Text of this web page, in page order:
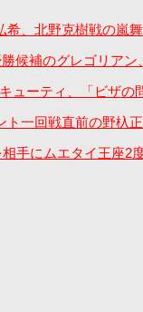
、北野克樹戦の
候補のグレゴリア
ューティ、「ビザの
一回戦直前の野杁
手にムエタイ王座2